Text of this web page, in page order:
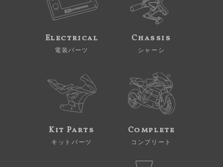
Electrical
電装パーツ
Chassis
シャーシ
Kit Parts
キットパーツ
Complete
コンプリート